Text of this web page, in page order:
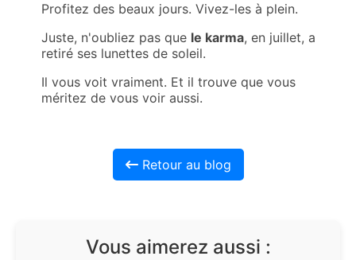
Profitez des beaux jours. Vivez-les à plein.
Juste, n'oubliez pas que le karma, en juillet, a
retiré ses lunettes de soleil.
Il vous voit vraiment. Et il trouve que vous
méritez de vous voir aussi.
Retour au blog
Vous aimerez aussi :